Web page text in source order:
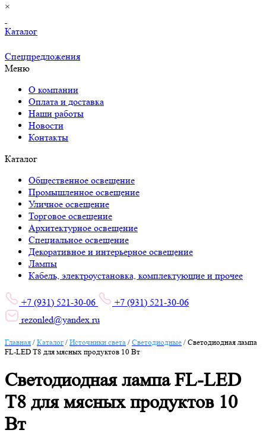
×
Каталог
Cпецпредложения
Меню
О компании
Оплата и доставка
Наши работы
Новости
Контакты
Каталог
Общественное освещение
Промышленное освещение
Уличное освещение
Торговое освещение
Архитектурное освещение
Специальное освещение
Декоративное и интерьерное освещение
Лампы
Кабель, электроустановка, комплектующие и прочее
+7 (931) 521-30-06
+7 (931) 521-30-06
rezonled@yandex.ru
Главная / Каталог/ Источники света / Светодиодные / Светодиодная лампа
FL-LED T8 для мясных продуктов 10 Вт
Светодиодная лампа FL-LED
T8 для мясных продуктов 10
Вт